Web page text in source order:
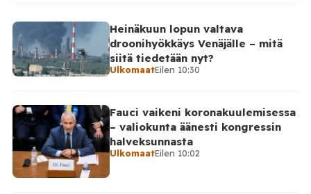
miehittämätöntä ilma-alusta torstai-illan 6. elokuuta
ja perjantaiaamun 7. elokuuta välisenä aikana.
Ministeriön ilmoitus koskee aikaväliä kello 20–08
Moskovan aikaa. Ministeriön mukaan drooneja
torjuttiin […]
Heinäkuun lopun valtava
droonihyökkäys Venäjälle – mitä
siitä tiedetään nyt?
UlkomaatEilen 10:30
Fauci vaikeni koronakuulemisessa
– valiokunta äänesti kongressin
halveksunnasta
UlkomaatEilen 10:02